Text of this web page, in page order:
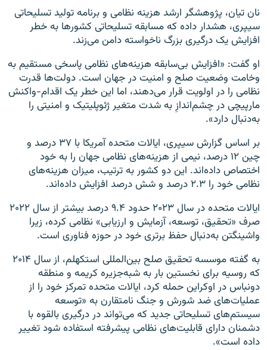
نان تیان، پژوهشگر ارشد هزینه نظامی و برنامه تولید تسلیحاتی
سیپری، هشدار داده که مسابقه تسلیحاتی کشورها به خطر
افزایش یک درگیری بزرگ ناخواسته دامن می‌زند.
او گفت: «افزایش بی‌سابقه هزینه‌های نظامی پاسخی مستقیم به
وخامت وضعیت صلح و امنیت در جهان است. دولت‌ها قدرت
نظامی را در اولویت قرار می‌دهند، اما این خطر یک اقدام-واکنش
مارپیچی در چشم‌اندازِ به شدت متغیر ژئوپلیتیک و امنیتی را
به‌دنبال دارد».
بر اساس گزارش سیپری، ایالات متحده آمریکا با ۳۷ درصد و
چین ۱۲ درصد، نیمی از هزینه‌های نظامی جهان را به خود
اختصاص داده‌اند. این دو کشور به ترتیب، میزان هزینه‌های
نظامی خود را ۲.۳ درصد و شش درصد افزایش داده‌اند.
ایالات متحده در سال ۲۰۲۳ حدود ۹.۴ درصد بیشتر از سال ۲۰۲۲
صرف «تحقیق، توسعه، آزمایش و ارزیابی» نظامی کرده، زیرا
واشینگتن به‌دنبال حفظ برتری خود در حوزه فناوری است.
به گفته موسسه تحقیق صلح بین‌المللی استکهلم، از سال ۲۰۱۴
که روسیه برای نخستین بار به شبه‌جزیره کریمه و منطقه
دونباس در اوکراین حمله کرد، ایالات متحده تمرکز خود را از
عملیات‌های ضد شورش و جنگ نامتقارن به «توسعه
سیستم‌های تسلیحاتی جدید که می‌تواند در درگیری بالقوه با
دشمنان دارای قابلیت‌های نظامی پیشرفته استفاده شود تغییر
داده است».